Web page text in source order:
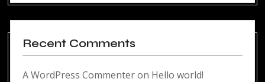
Recent Comments
A WordPress Commenteron Hello world!